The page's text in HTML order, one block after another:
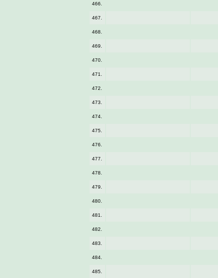
466.
467.
468.
469.
470.
471.
472.
473.
474.
475.
476.
477.
478.
479.
480.
481.
482.
483.
484.
485.